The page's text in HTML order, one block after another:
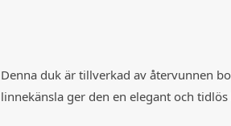
Denna duk är tillverkad av återvunnen
linnekänsla ger den en elegant och